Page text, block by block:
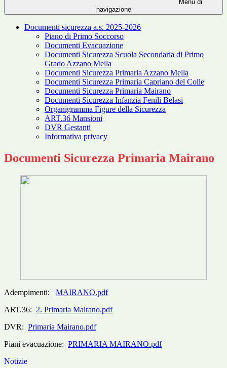
Menu di
navigazione
Documenti sicurezza a.s. 2025-2026
Piano di Primo Soccorso
Documenti Evacuazione
Documenti Sicurezza Scuola Secondaria di Primo
Grado Azzano Mella
Documenti Sicurezza Primaria Azzano Mella
Documenti Sicurezza Primaria Capriano del Colle
Documenti Sicurezza Primaria Mairano
Documenti Sicurezza Infanzia Fenili Belasi
Organigramma Figure della Sicurezza
ART.36 Mansioni
DVR Gestanti
Informativa privacy
Documenti Sicurezza Primaria Mairano
Adempimenti: MAIRANO.pdf
ART.36: 2. Primaria Mairano.pdf
DVR: Primaria Mairano.pdf
Piani evacuazione: PRIMARIA MAIRANO.pdf
Notizie